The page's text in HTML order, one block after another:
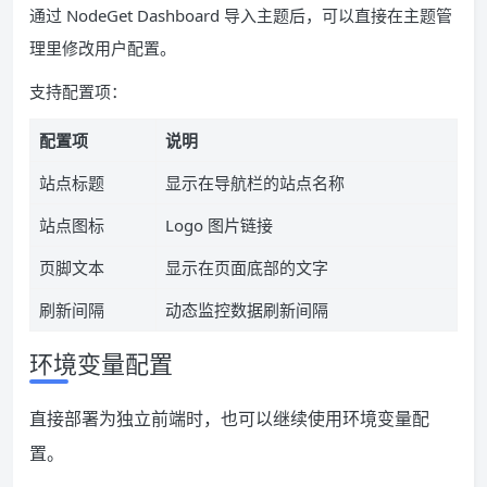
通过 NodeGet Dashboard 导入主题后，可以直接在主题管
理里修改用户配置。
支持配置项：
配置项
说明
站点标题
显示在导航栏的站点名称
站点图标
Logo 图片链接
页脚文本
显示在页面底部的文字
刷新间隔
动态监控数据刷新间隔
环境变量配置
直接部署为独立前端时，也可以继续使用环境变量配
置。